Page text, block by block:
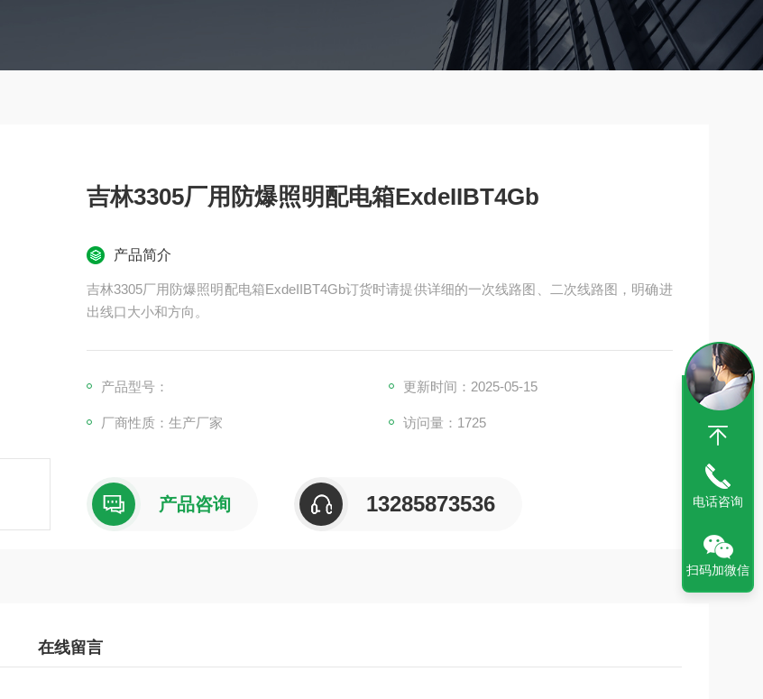
吉林3305厂用防爆照明配电箱ExdeIIBT4Gb
产品简介
吉林3305厂用防爆照明配电箱ExdeIIBT4Gb订货时请提供详细的一次线路图、二次线路图，明确进
出线口大小和方向。
产品型号： 更新时间：2025-05-15
厂商性质：生产厂家 访问量：1725
产品咨询 13285873536
在线留言
电话咨询
扫码加微信